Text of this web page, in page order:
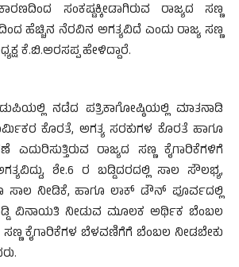
ಸಂಕಷ್ಟಕ್ಕೀಡಾಗಿರುವ ರಾಜ್ಯದ ಸಣ್ಣ
ಹೆಚ್ಚಿನ ನೆರವಿನ ಅಗತ್ಯವಿದೆ ಎಂದು ರಾಜ್ಯ ಸಣ್ಣ
ಕೆ.ಬಿ.ಅರಸಪ್ಪ ಹೇಳಿದ್ದಾರೆ.
ನಡೆದ ಪತ್ರಿಕಾಗೋಷ್ಠಿಯಲ್ಲಿ ಮಾತನಾಡಿ
ಕೊರತೆ, ಅಗತ್ಯ ಸರಕುಗಳ ಕೊರತೆ ಹಾಗೂ
ರಾಜ್ಯದ ಸಣ್ಣ ಕೈಗಾರಿಕೆಗಳಿಗೆ
ಶೇ.6 ರ ಬಡ್ಡಿದರದಲ್ಲಿ ಸಾಲ ಸೌಲಭ್ಯ,
ಸಾಲ ನೀಡಿಕೆ, ಹಾಗೂ ಲಾಕ್ ಡೌನ್ ಪೂರ್ವದಲ್ಲಿ
ವಿನಾಯತಿ ನೀಡುವ ಮೂಲಕ ಅರ್ಥಿಕ ಬೆಂಬಲ
ಕೈಗಾರಿಕೆಗಳ ಬೆಳವಣಿಗೆಗೆ ಬೆಂಬಲ ನೀಡಬೇಕು